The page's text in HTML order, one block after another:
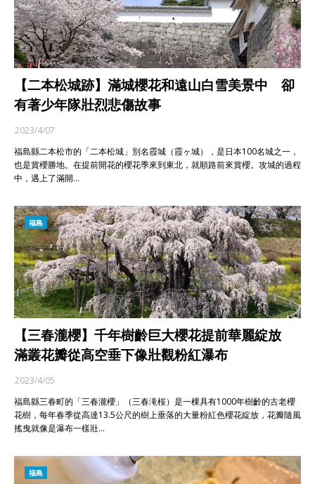
【二本松城跡】滿城櫻花和遠山白雪美景中 卻
有著少年隊壯烈悲傷故事
2023/4/07
福島縣二本松市的「二本松城」別名霞城（霞ヶ城），是日本100名城之一，
也是賞櫻勝地。在提前開花的櫻花季來到東北，就順路前來賞櫻。攻城的過程
中，遇上了滿開…
福島
【三春瀧櫻】千年樹齡巨大櫻花提前華麗綻放
滿叢花瓣從高空垂下像壯觀粉紅瀑布
2023/4/05
福島縣三春町的「三春瀧櫻」（三春滝桜）是一棵具有1000年樹齡的古老櫻
花樹，每年春季從高達13.5公尺的樹上垂落的大量粉紅色櫻花綻放，花瓣隨風
搖曳就像是瀑布一樣壯…
福島